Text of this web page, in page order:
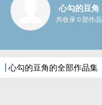
心勾的豆角
共收录 0 部作品
心勾的豆角的全部作品集